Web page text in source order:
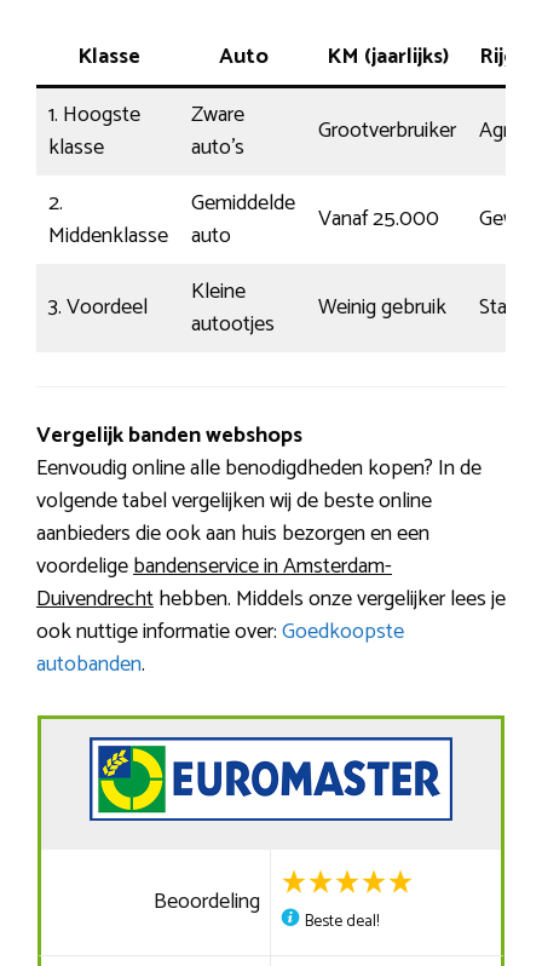
Klasse Auto KM (jaarlijks)
1. Hoogste
klasse
Zware
auto’s
Grootverbruiker
2.
Middenklasse
Gemiddelde
auto
Vanaf 25.000
3. Voordeel
Kleine
autootjes
Weinig gebruik
Vergelijk banden webshops
Eenvoudig online alle benodigdheden kopen? In de
volgende tabel vergelijken wij de beste online
aanbieders die ook aan huis bezorgen en een
voordeligebandenservice in Amsterdam-
Duivendrechthebben. Middels onze vergelijker lees je
ook nuttige informatie over:Goedkoopste
autobanden.
Beoordeling
Beste deal!